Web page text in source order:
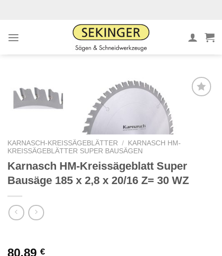
hinzufügen
KARNASCH-KREISSÄGEBLÄTTER /
KARNASCH HM-
KREISSÄGEBLÄTTER SUPER BAUSÄGEN
Karnasch HM-Kreissägeblatt Super
Bausäge 185 x 2,8 x 20/16 Z= 30 WZ
80,89 €